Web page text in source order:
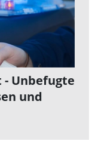
- Unbefugte
und